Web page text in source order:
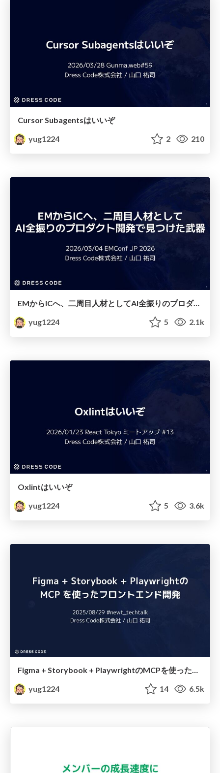
Cursor Subagentsはいいぞ
yug1224
2 210
EMからICへ、二周目人材としてAI全振りのプロダクト開発で見つけた武器
yug1224
5 2.1k
Oxlintはいいぞ
yug1224
5 3.6k
Figma + Storybook + PlaywrightのMCPを使ったフロントエンド開発
yug1224
14 6.5k